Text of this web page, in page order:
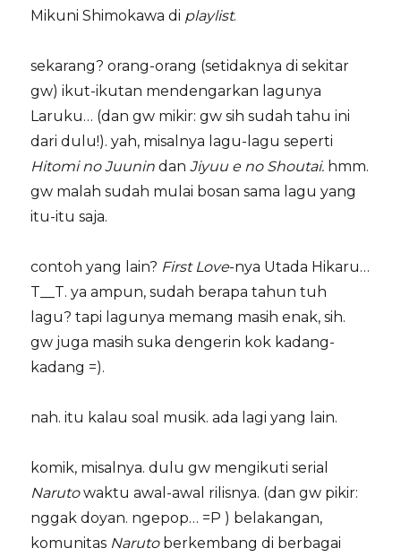
Mikuni Shimokawa di playlist.
sekarang? orang-orang (setidaknya di sekitar
gw) ikut-ikutan mendengarkan lagunya
Laruku… (dan gw mikir: gw sih sudah tahu ini
dari dulu!). yah, misalnya lagu-lagu seperti
Hitomi no JuunindanJiyuu e no Shoutai. hmm.
gw malah sudah mulai bosan sama lagu yang
itu-itu saja.
contoh yang lain? First Love-nya Utada Hikaru…
T__T. ya ampun, sudah berapa tahun tuh
lagu? tapi lagunya memang masih enak, sih.
gw juga masih suka dengerin kok kadang-
kadang =).
nah. itu kalau soal musik. ada lagi yang lain.
komik, misalnya. dulu gw mengikuti serial
Narutowaktu awal-awal rilisnya. (dan gw pikir:
nggak doyan. ngepop… =P ) belakangan,
komunitas Naruto berkembang di berbagai